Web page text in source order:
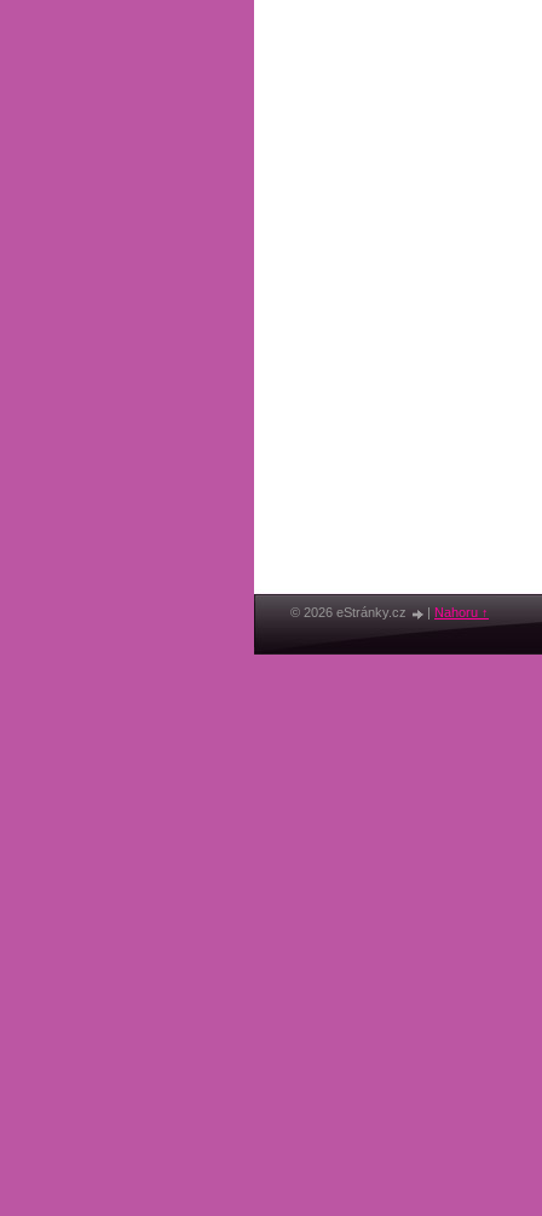
© 2026 eStránky.cz | Nahoru ↑